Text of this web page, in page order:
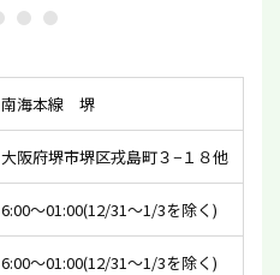
南海本線 堺
大阪府堺市堺区戎島町３−１８他
6:00〜01:00(12/31〜1/3を除く)
6:00〜01:00(12/31〜1/3を除く)